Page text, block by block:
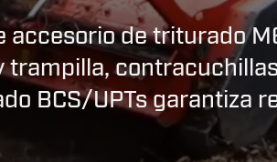
accesorio de triturado
trampilla,
BCS/UPTs garantiza